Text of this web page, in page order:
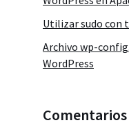
Utilizar sudo con
Archivo wp-
WordPress